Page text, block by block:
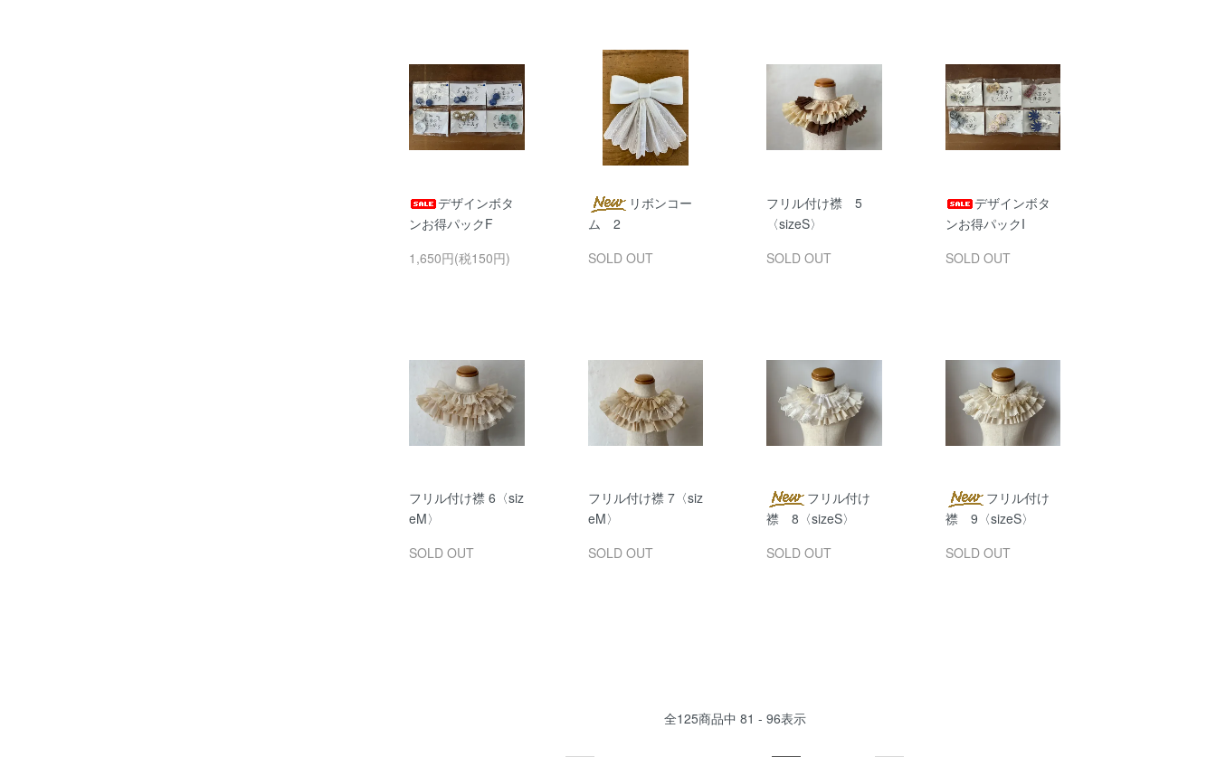
デザインボタ
ンお得パックF
1,650円(税150円)
リボンコー
ム 2
SOLD OUT
フリル付け襟 5
〈sizeS〉
SOLD OUT
デザインボタ
ンお得パックI
SOLD OUT
フリル付け襟 6〈siz
eM〉
SOLD OUT
フリル付け襟 7〈siz
eM〉
SOLD OUT
フリル付け
襟 8〈sizeS〉
SOLD OUT
フリル付け
襟 9〈sizeS〉
SOLD OUT
全125商品中 81 - 96表示